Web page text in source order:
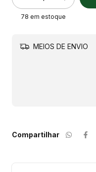
78 em estoque
MEIOS DE ENVIO
Compartilhar